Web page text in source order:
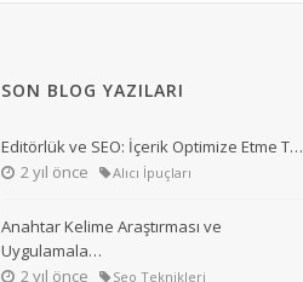
SON BLOG YAZILARI
Editörlük ve SEO: İçerik Optimize Etme T…
2 yıl önce
Alıcı İpuçları
Anahtar Kelime Araştırması ve
Uygulamala…
2 yıl önce
Seo Teknikleri